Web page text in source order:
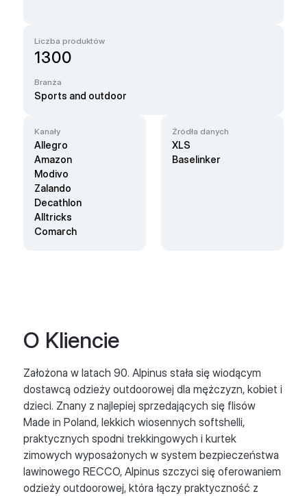
Liczba produktów
1300
Branża
Sports and outdoor
Kanały
Allegro
Amazon
Modivo
Zalando
Decathlon
Alltricks
Comarch
Źródła danych
XLS
Baselinker
O Kliencie
Założona w latach 90. Alpinus stała się wiodącym
dostawcą odzieży outdoorowej dla mężczyzn, kobiet i
dzieci. Znany z najlepiej sprzedających się flisów
Made in Poland, lekkich wiosennych softshelli,
praktycznych spodni trekkingowych i kurtek
zimowych wyposażonych w system bezpieczeństwa
lawinowego RECCO, Alpinus szczyci się oferowaniem
odzieży outdoorowej, która łączy praktyczność z